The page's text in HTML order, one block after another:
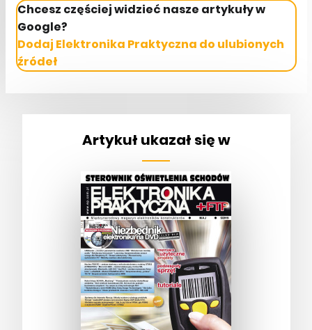
Chcesz częściej widzieć nasze artykuły w
Google?
Dodaj Elektronika Praktyczna do ulubionych
źródeł
Artykuł ukazał się w